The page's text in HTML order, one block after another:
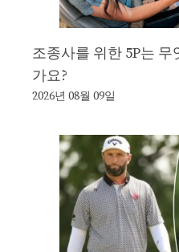
조종사를 위한 5P는
가요?
2026년 08월 09일